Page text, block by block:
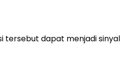
tersebut dapat menjadi sinyal